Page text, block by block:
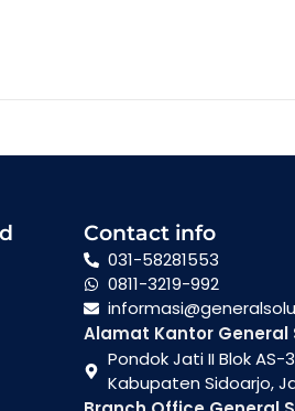
Contact info
031-58281553
0811-3219-992
Alamat Kantor General
Pondok Jati II Blok AS-
Kabupaten Sidoarjo,